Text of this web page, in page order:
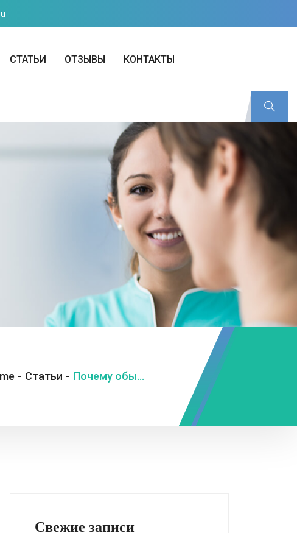
СТАТЬИ ОТЗЫВЫ КОНТАКТЫ
- Статьи - Почему обычные пробиотики не работают?
Свежие записи